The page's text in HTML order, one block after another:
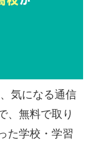
気になる通信
、無料で取り
た学校・学習